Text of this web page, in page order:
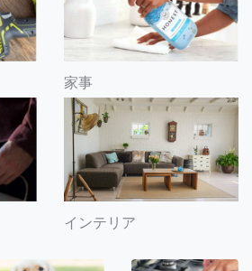
家事
インテリア